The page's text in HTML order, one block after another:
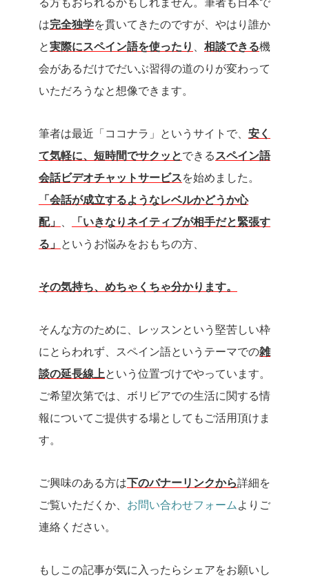
る方もおられるかもしれません。筆者も日本で
は完全独学を貫いてきたのですが、やはり誰か
と実際にスペイン語を使ったり 相談できる機
会があるだけでだいぶ習得の道のりが変わって
いただろうなと想像できます。
筆者は最近「ココナラ」というサイトで、 安く
て気軽に、短時間でサクッとできる スペイン語
会話ビデオチャットサービスを始めました。
「会話が成立するようなレベルかどうか心
配」
「いきなりネイティブが相手だと緊張す
る」
というお悩みをおもちの方、
その気持ち、めちゃくちゃ分かります。
そんな方のために、レッスンという堅苦しい枠
にとらわれず、スペイン語というテーマでの雑
談の延長線上という位置づけでやっています。
ご希望次第では、ボリビアでの生活に関する情
報についてご提供する場としてもご活用頂けま
す。
ご興味のある方は下のバナーリンクから詳細を
ご覧いただくか、 お問い合わせフォーム よりご
連絡ください。
もしこの記事が気に入ったらシェアをお願いし